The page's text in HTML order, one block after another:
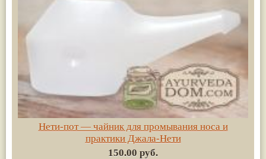
Нети-пот — чайник для промывания носа и
практики Джала-Нети
150.00 руб.